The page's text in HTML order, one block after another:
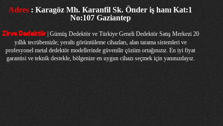
Adres : Karagöz Mh. Karanfil Sk. Önder iş hanı Kat:1
No:107 Gaziantep
Zirve Dedektör | Gümüş Dedektör ve Türkiye Geneli Dedektör Satış Merkezi20
yıllık tecrübemizle; yeraltı görüntüleme cihazları, alan tarama sistemleri ve
profesyonel metal dedektör modellerinde güvenilir çözüm ortağınızız. En iyi fiyat
garantisi ve teknik destekle, bölgenize en uygun cihazı seçmek için yanınızdayız.